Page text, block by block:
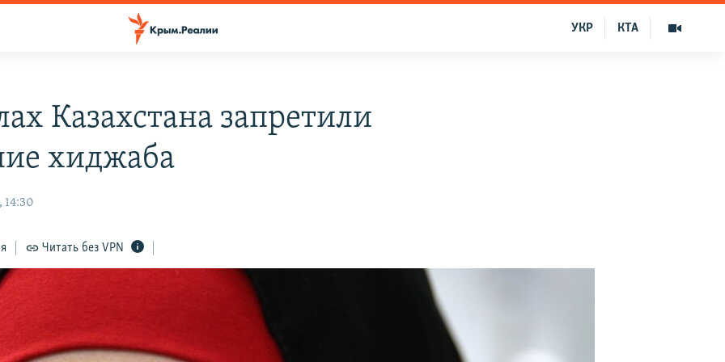
КТА
УКР
Казахстана запретили
хиджаба
14:30
Читать без VPN